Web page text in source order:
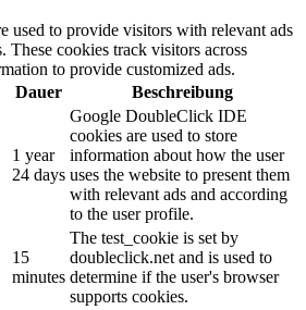
used to provide visitors with relevant ads
These cookies track visitors across
to provide customized ads.
Dauer Beschreibung
1 year
24 days
Google DoubleClick IDE
cookies are used to store
information about how the user
uses the website to present them
with relevant ads and according
to the user profile.
15
minutes
The test_cookie is set by
doubleclick.net and is used to
determine if the user's browser
supports cookies.